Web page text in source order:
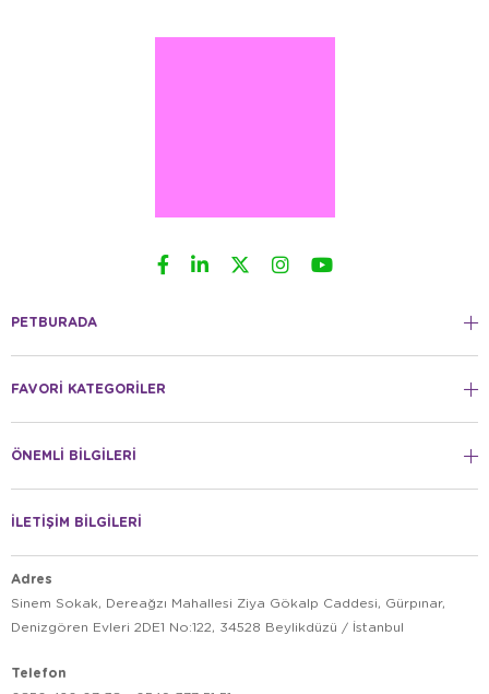
PETBURADA
FAVORİ KATEGORİLER
ÖNEMLİ BİLGİLERİ
İLETİŞİM BİLGİLERİ
Adres
Sinem Sokak, Dereağzı Mahallesi Ziya Gökalp Caddesi, Gürpınar,
Denizgören Evleri 2DE1 No:122, 34528 Beylikdüzü / İstanbul
Telefon